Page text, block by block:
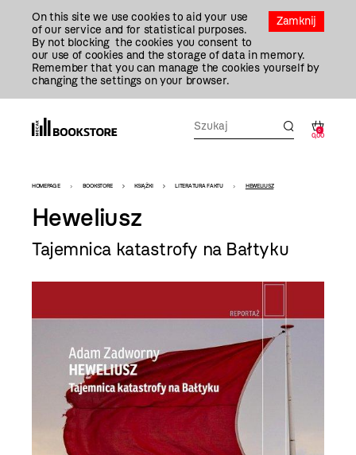
Zamknij
On this site we use cookies to aid your use
of our service and for statistical purposes.
By not blocking the cookies you consent to
our use of cookies and the storage of data in memory.
Remember that you can manage the cookies yourself by
changing the settings on your browser.
0
0,00
Bookstore
-
szablon
szczegóły
HOMEPAGE BOOKSTORE KSIĄŻKI LITERATURA FAKTU HEWELIUSZ
Heweliusz
Tajemnica katastrofy na Bałtyku